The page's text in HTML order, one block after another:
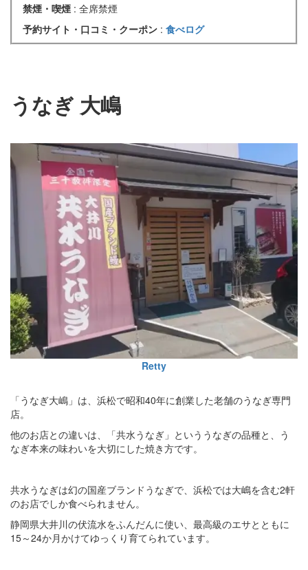
禁煙・喫煙 : 全席禁煙
予約サイト・口コミ・クーポン : 食べログ
うなぎ 大嶋
Retty
「うなぎ大嶋」は、浜松で昭和40年に創業した老舗のうなぎ専門
店。
他のお店との違いは、「共水うなぎ」といううなぎの品種と、う
なぎ本来の味わいを大切にした焼き方です。
共水うなぎは幻の国産ブランドうなぎで、浜松では大嶋を含む2軒
のお店でしか食べられません。
静岡県大井川の伏流水をふんだんに使い、最高級のエサとともに
15～24か月かけてゆっくり育てられています。